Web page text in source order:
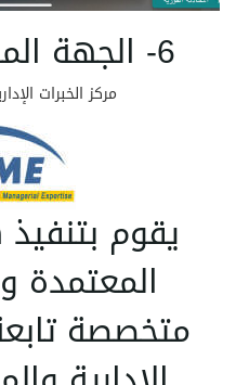
6- الجهة المانحة للشهادة
مركز الخبرات
يقوم
المعتمدة
متخصصة